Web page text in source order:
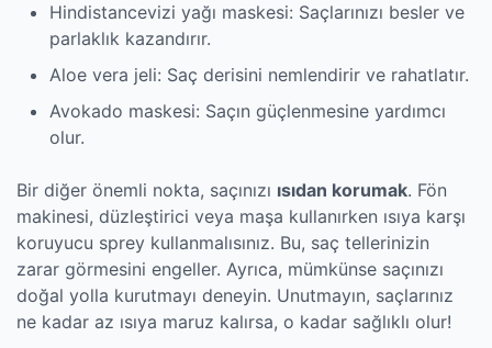
Hindistancevizi yağı maskesi: Saçlarınızı besler ve
parlaklık kazandırır.
Aloe vera jeli: Saç derisini nemlendirir ve rahatlatır.
Avokado maskesi: Saçın güçlenmesine yardımcı
olur.
Bir diğer önemli nokta, saçınızı ısıdan korumak. Fön
makinesi, düzleştirici veya maşa kullanırken ısıya karşı
koruyucu sprey kullanmalısınız. Bu, saç tellerinizin
zarar görmesini engeller. Ayrıca, mümkünse saçınızı
doğal yolla kurutmayı deneyin. Unutmayın, saçlarınız
ne kadar az ısıya maruz kalırsa, o kadar sağlıklı olur!